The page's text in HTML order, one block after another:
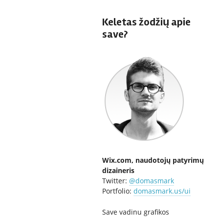
Keletas žodžių apie
save?
Wix.com, naudotojų patyrimų
dizaineris
Twitter: @domasmark
Portfolio: domasmark.us/ui
Save vadinu grafikos